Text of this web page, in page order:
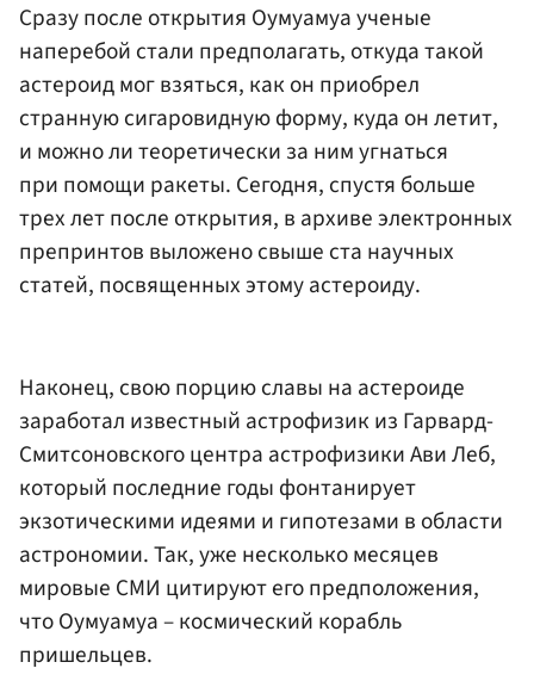
Сразу после открытия Оумуамуа ученые
наперебой стали предполагать, откуда такой
астероид мог взяться, как он приобрел
странную сигаровидную форму, куда он летит,
и можно ли теоретически за ним угнаться
при помощи ракеты. Сегодня, спустя больше
трех лет после открытия, в архиве электронных
препринтов выложено свыше ста научных
статей, посвященных этому астероиду.
Наконец, свою порцию славы на астероиде
заработал известный астрофизик из Гарвард-
Смитсоновского центра астрофизики Ави Леб,
который последние годы фонтанирует
экзотическими идеями и гипотезами в области
астрономии. Так, уже несколько месяцев
мировые СМИ цитируют его предположения,
что Оумуамуа – космический корабль
пришельцев.